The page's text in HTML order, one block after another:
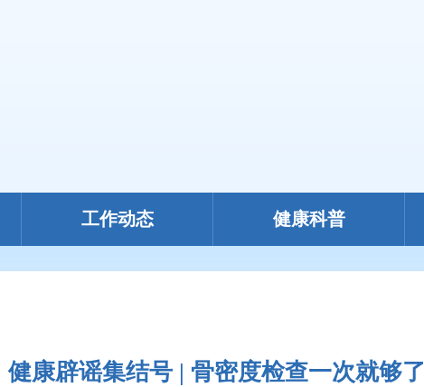
工作动态 健康科普
健康辟谣集结号 | 骨密度检查一次就够了